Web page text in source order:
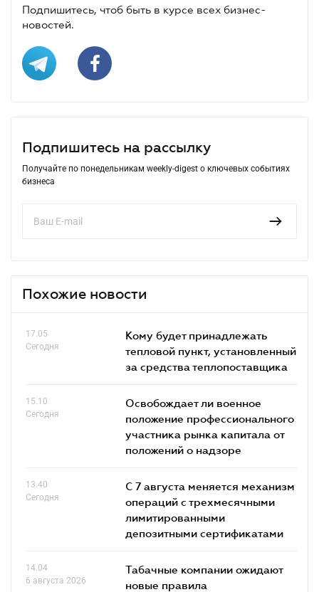
Подпишитесь, чтоб быть в курсе всех бизнес-
новостей.
Подпишитесь на рассылку
Получайте по понедельникам weekly-digest о ключевых событиях
бизнеса
Похожие новости
17.05
Сегодня
Кому будет принадлежать
тепловой пункт, установленный
за средства теплопоставщика
15.10
Сегодня
Освобождает ли военное
положение профессионального
участника рынка капитала от
положений о надзоре
13.40
Сегодня
С 7 августа меняется механизм
операций с трехмесячными
лимитированными
депозитными сертификатами
14.04
6 августа 2026
Табачные компании ожидают
новые правила